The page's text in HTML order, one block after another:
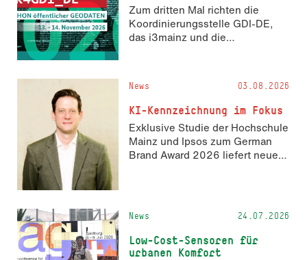
Zum dritten Mal richten die
Koordinierungsstelle GDI-DE,
das i3mainz und die
Hackathon hack4GDI_DE an der
Hochschule Mainz aus. Die
Anmeldung ist geöffnet und bis
zum 2. Oktober 2026 möglich.
News 03.08.2026
KI-Kennzeichnung im Fokus
Exklusive Studie der Hochschule
Mainz und Ipsos zum German
Brand Award 2026 liefert neue
News 24.07.2026
Low-Cost-Sensoren für
urbanen Komfort